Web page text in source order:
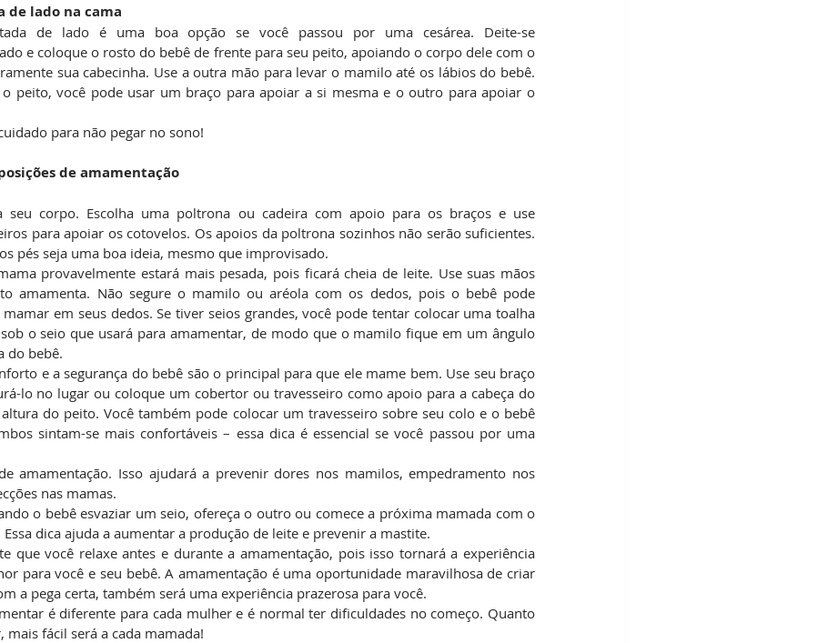
de lado na cama
de lado é uma boa opção se você passou por uma cesárea. Deite-se
e coloque o rosto do bebê de frente para seu peito, apoiando o corpo dele com o
sua cabecinha. Use a outra mão para levar o mamilo até os lábios do bebê.
o peito, você pode usar um braço para apoiar a si mesma e o outro para apoiar o
para não pegar no sono!
de amamentação
seu corpo. Escolha uma poltrona ou cadeira com apoio para os braços e use
para apoiar os cotovelos. Os apoios da poltrona sozinhos não serão suficientes.
pés seja uma boa ideia, mesmo que improvisado.
provavelmente estará mais pesada, pois ficará cheia de leite. Use suas mãos
amamenta. Não segure o mamilo ou aréola com os dedos, pois o bebê pode
em seus dedos. Se tiver seios grandes, você pode tentar colocar uma toalha
o seio que usará para amamentar, de modo que o mamilo fique em um ângulo
do bebê.
e a segurança do bebê são o principal para que ele mame bem. Use seu braço
lo no lugar ou coloque um cobertor ou travesseiro como apoio para a cabeça do
do peito. Você também pode colocar um travesseiro sobre seu colo e o bebê
sintam-se mais confortáveis – essa dica é essencial se você passou por uma
amamentação. Isso ajudará a prevenir dores nos mamilos, empedramento nos
nas mamas.
o bebê esvaziar um seio, ofereça o outro ou comece a próxima mamada com o
dica ajuda a aumentar a produção de leite e prevenir a mastite.
que você relaxe antes e durante a amamentação, pois isso tornará a experiência
para você e seu bebê. A amamentação é uma oportunidade maravilhosa de criar
a pega certa, também será uma experiência prazerosa para você.
é diferente para cada mulher e é normal ter dificuldades no começo. Quanto
mais fácil será a cada mamada!